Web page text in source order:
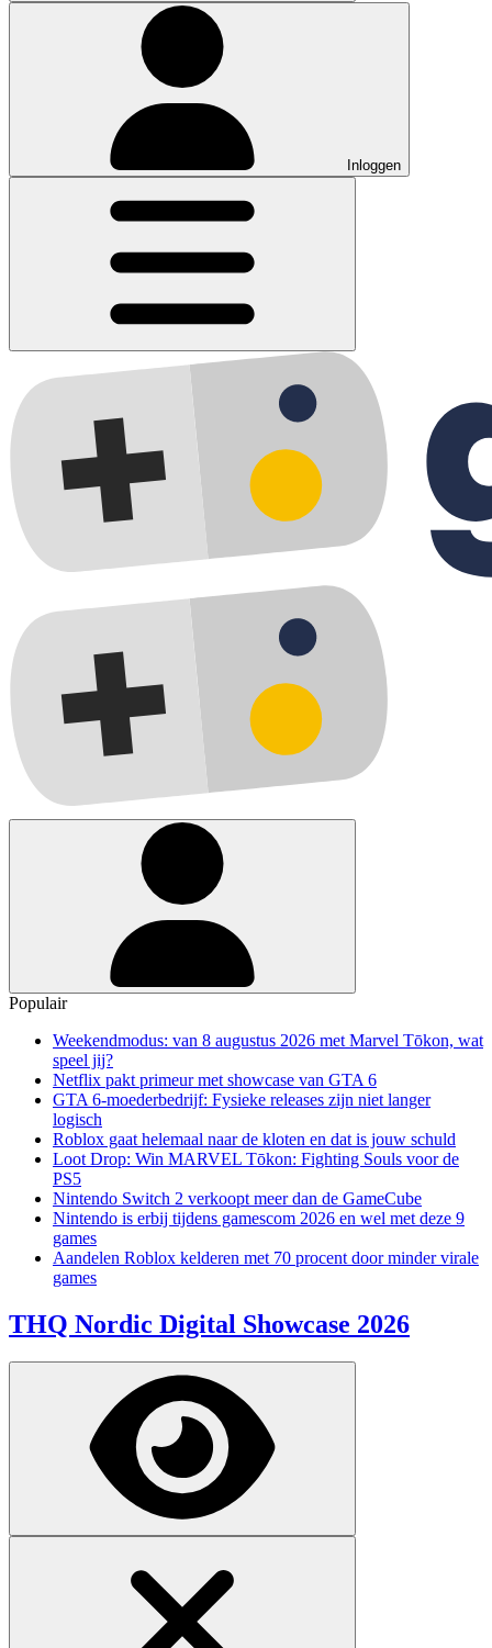
Inloggen
Populair
Weekendmodus: van 8 augustus 2026 met Marvel Tōkon, wat
speel jij?
Netflix pakt primeur met showcase van GTA 6
GTA 6-moederbedrijf: Fysieke releases zijn niet langer
logisch
Roblox gaat helemaal naar de kloten en dat is jouw schuld
Loot Drop: Win MARVEL Tōkon: Fighting Souls voor de
PS5
Nintendo Switch 2 verkoopt meer dan de GameCube
Nintendo is erbij tijdens gamescom 2026 en wel met deze 9
games
Aandelen Roblox kelderen met 70 procent door minder virale
games
THQ Nordic Digital Showcase 2026